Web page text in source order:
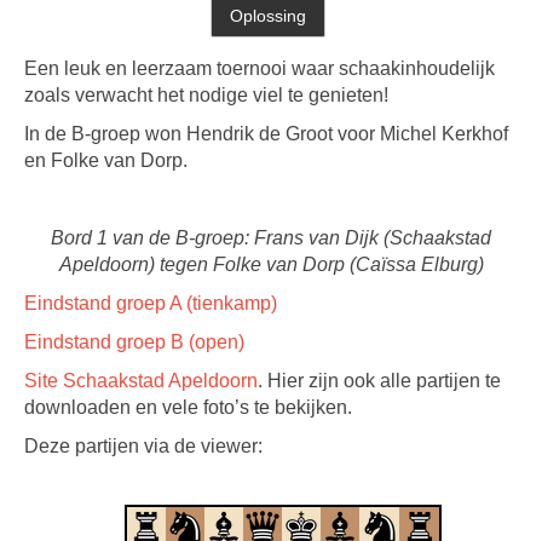
Een leuk en leerzaam toernooi waar schaakinhoudelijk
zoals verwacht het nodige viel te genieten!
In de B-groep won Hendrik de Groot voor Michel Kerkhof
en Folke van Dorp.
Bord 1 van de B-groep: Frans van Dijk (Schaakstad
Apeldoorn) tegen Folke van Dorp (Caïssa Elburg)
Eindstand groep A (tienkamp)
Eindstand groep B (open)
Site Schaakstad Apeldoorn. Hier zijn ook alle partijen te
downloaden en vele foto’s te bekijken.
Deze partijen via de viewer: